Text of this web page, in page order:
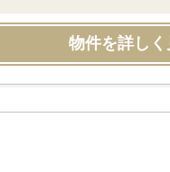
物件を詳しく